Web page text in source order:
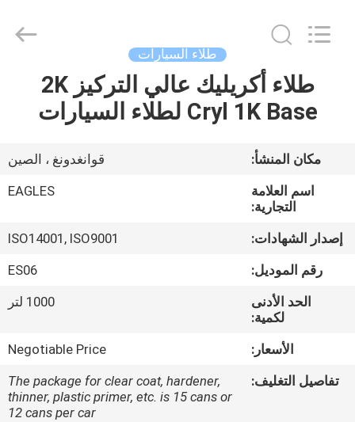
الصفحة
الرئيسية
منتجات
معلومات
عنا
جولة
المعمل
مراقبة
Shenzhen
Bangrong
طلاء السيارات
طلاء أكريليك عالي التركيز 2K
Cryl 1K Base لطلاء السيارات
مكان المنشأ:
قوانغدونغ ، الصين
اسم العلامة
التجارية:
EAGLES
إصدار الشهادات:
ISO14001, ISO9001
رقم الموديل:
ES06
الحد الأدنى
لكمية:
1000 لتر
الأسعار:
Negotiable Price
تفاصيل التغليف:
The package for clear coat, hardener,
thinner, plastic primer, etc. is 15 cans or
12 cans per car